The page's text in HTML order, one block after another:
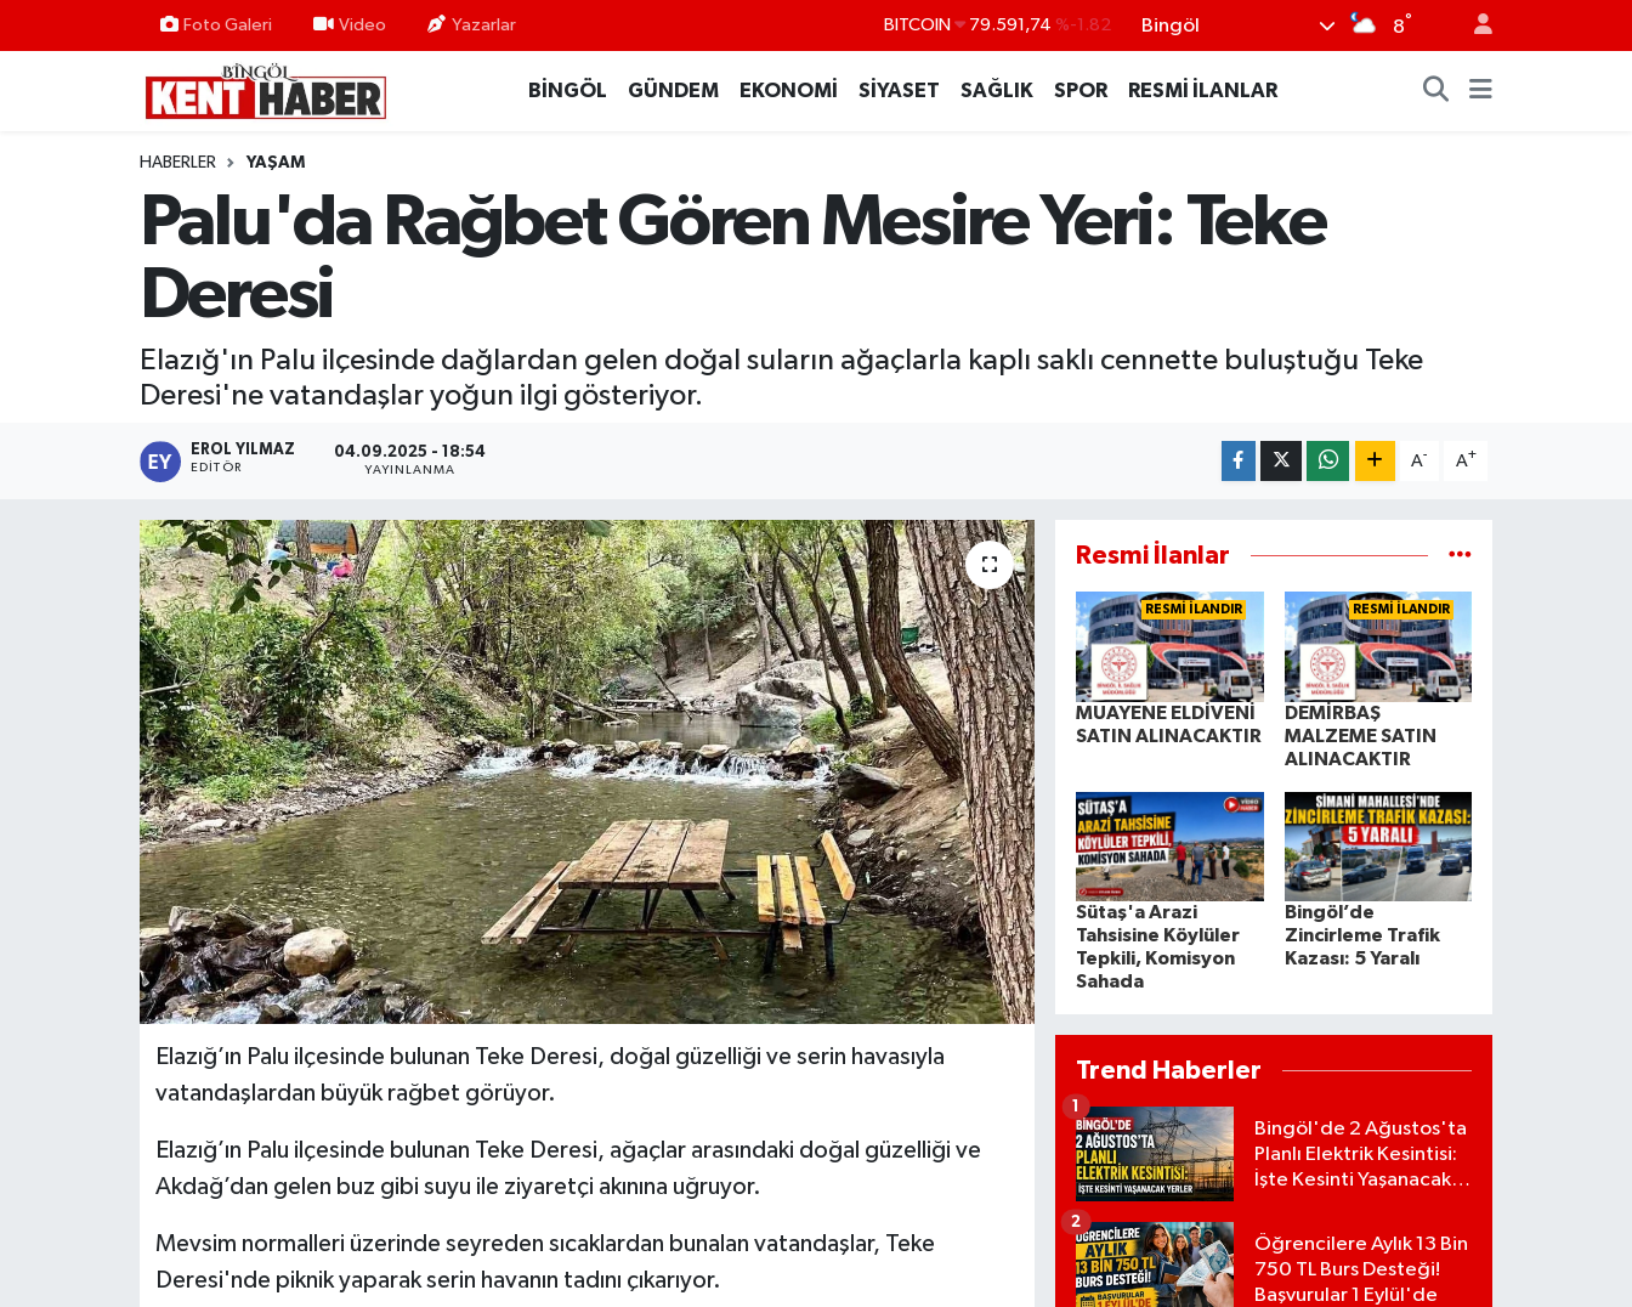
Foto Galeri Video Yazarlar BITCOIN 79.591,74 %-1.82
G.ALTIN 6862,09000 %0.19
BİST100 14.598,00 %0
Bingöl 8°
BİNGÖL GÜNDEM EKONOMİ SİYASET SAĞLIK SPOR RESMİ İLANLAR
HABERLER YAŞAM
Palu'da Rağbet Gören Mesire Yeri: Teke
Deresi
Elazığ'ın Palu ilçesinde dağlardan gelen doğal suların ağaçlarla kaplı saklı cennette buluştuğu Teke
Deresi'ne vatandaşlar yoğun ilgi gösteriyor.
EROL YILMAZ
EDITÖR
04.09.2025 - 18:54
YAYINLANMA
A- A+
Elazığ’ın Palu ilçesinde bulunan Teke Deresi, doğal güzelliği ve serin havasıyla
vatandaşlardan büyük rağbet görüyor.
Elazığ’ın Palu ilçesinde bulunan Teke Deresi, ağaçlar arasındaki doğal güzelliği ve
Akdağ’dan gelen buz gibi suyu ile ziyaretçi akınına uğruyor.
Mevsim normalleri üzerinde seyreden sıcaklardan bunalan vatandaşlar, Teke
Deresi'nde piknik yaparak serin havanın tadını çıkarıyor.
Resmi İlanlar
RESMİ İLANDIR
MUAYENE ELDİVENİ
SATIN ALINACAKTIR
RESMİ İLANDIR
DEMİRBAŞ
MALZEME SATIN
ALINACAKTIR
Sütaş'a Arazi
Tahsisine Köylüler
Tepkili, Komisyon
Sahada
Bingöl’de
Zincirleme Trafik
Kazası: 5 Yaralı
Trend Haberler
Bingöl'de 2 Ağustos'ta
Planlı Elektrik Kesintisi:
İşte Kesinti Yaşanacak
1
Öğrencilere Aylık 13 Bin
750 TL Burs Desteği!
Başvurular 1 Eylül'de
2
BİLİM-TEKNOLOJİ
GÜNDEM
KARLIOVA
MERKEZ
RESMİ İLANLAR
SAĞLIK
SİYASET
SOLHAN
YAYLADERE
Bingöl Nöbetçi Eczaneler
Bingöl Hava Durumu
Bingöl Namaz Vakitleri
Bingöl Trafik Yoğunluk Haritası
Tüm Manşetler
Son Dakika Haberleri
Haber Arşivi